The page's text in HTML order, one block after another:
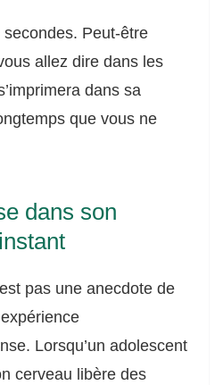
Peut-être
allez dire dans les
dans sa
que vous ne
dans son
pas une anecdote de
Lorsqu’un adolescent
cerveau libère des